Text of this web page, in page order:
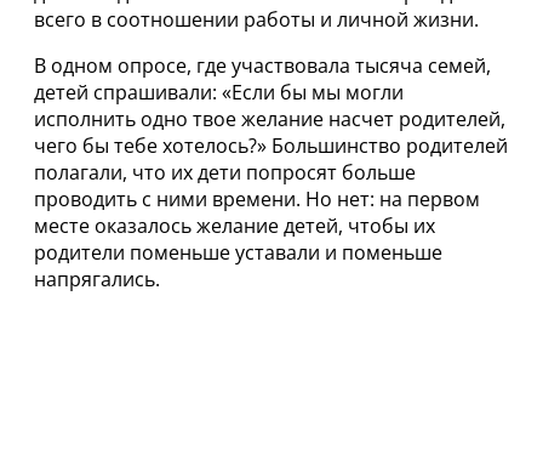
всего в соотношении работы и личной жизни.
В одном опросе, где участвовала тысяча семей,
детей спрашивали: «Если бы мы могли
исполнить одно твое желание насчет родителей,
чего бы тебе хотелось?» Большинство родителей
полагали, что их дети попросят больше
проводить с ними времени. Но нет: на первом
месте оказалось желание детей, чтобы их
родители поменьше уставали и поменьше
напрягались.